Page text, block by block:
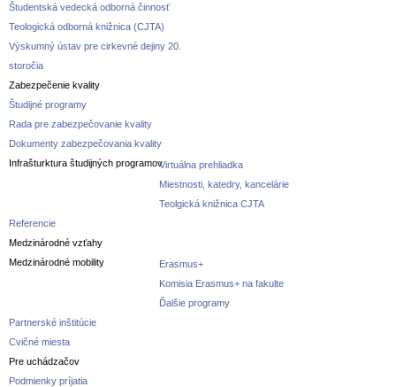
Študentská vedecká odborná činnosť
Teologická odborná knižnica (CJTA)
Výskumný ústav pre cirkevné dejiny 20.
storočia
Zabezpečenie kvality
Študijné programy
Rada pre zabezpečovanie kvality
Dokumenty zabezpečovania kvality
Infrašturktura študijných programovVirtuálna prehliadka
Miestnosti, katedry, kancelárie
Teolgická knižnica CJTA
Referencie
Medzinárodné vzťahy
Medzinárodné mobility
Erasmus+
Komisia Erasmus+ na fakulte
Ďalšie programy
Partnerské inštitúcie
Cvičné miesta
Pre uchádzačov
Podmienky príjatia